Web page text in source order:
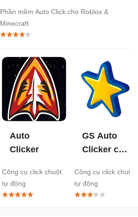
Phần mềm Auto Click cho Roblox &
Minecraft
Auto
Clicker
Công cụ click chuột
tự động
GS Auto
Clicker cho
Công cụ click chuột
tự động